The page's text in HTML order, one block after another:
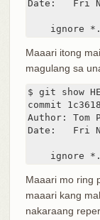
Date:   Fri
ignore
Maaari itong
magulang sa
$ git show
commit
Author: Tom
Date:   Fri
ignore
Maaari mo ring
maaari kang
nakaraang